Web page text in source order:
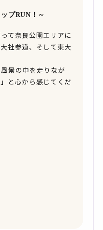
プRUN！～
て奈良公園エリアに
社参道、そして東大
景の中を走りなが
と心から感じてくだ